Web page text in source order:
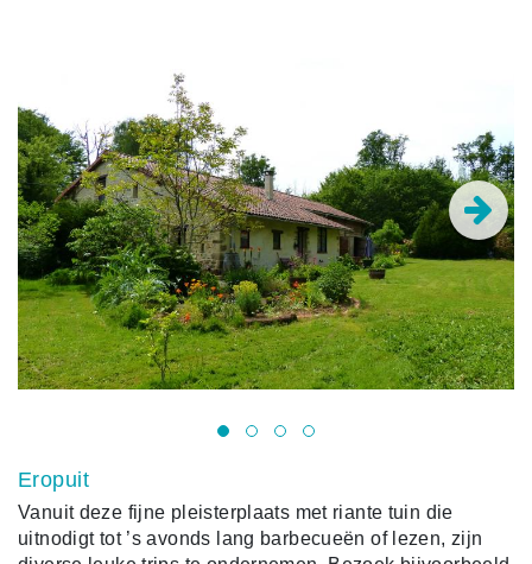
Eropuit
Vanuit deze fijne pleisterplaats met riante tuin die
uitnodigt tot ’s avonds lang barbecueën of lezen, zijn